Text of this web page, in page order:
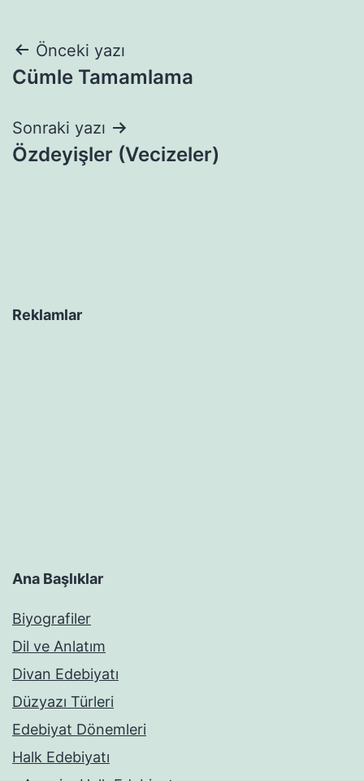
Yazı
gezinmesi
Önceki yazı
Cümle Tamamlama
Sonraki yazı
Özdeyişler (Vecizeler)
Reklamlar
Ana Başlıklar
Biyografiler
Dil ve Anlatım
Divan Edebiyatı
Düzyazı Türleri
Edebiyat Dönemleri
Halk Edebiyatı